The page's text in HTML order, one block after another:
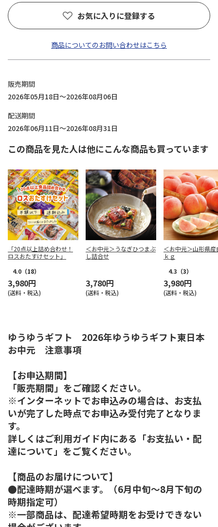
お気に入りに登録する
商品についてのお問い合わせはこちら
販売期間
2026年05月18日～2026年08月06日
配送期間
2026年06月11日～2026年08月31日
この商品を見た人は他にこんな商品も買っています
「20点以上詰め合わせ！
ロスおたすけセット」
4.0 （18）
3,980円
(送料・税込)
＜お中元＞うなぎひつまぶ
し詰合せ
3,780円
(送料・税込)
＜お中元＞山形県産
ｋｇ
4.3 （3）
3,980円
(送料・税込)
ゆうゆうギフト 2026年ゆうゆうギフト東日本
お中元 注意事項
【お申込期間】
「販売期間」をご確認ください。
※インターネットでお申込みの場合は、お支払
いが完了した時点でお申込み受付完了となりま
す。
詳しくはご利用ガイド内にある「お支払い・配
達について」をご覧ください。
【商品のお届けについて】
●配達時期が選べます。（6月中旬～8月下旬の
時期指定可）
※一部商品は、配達希望時期をお受けできない